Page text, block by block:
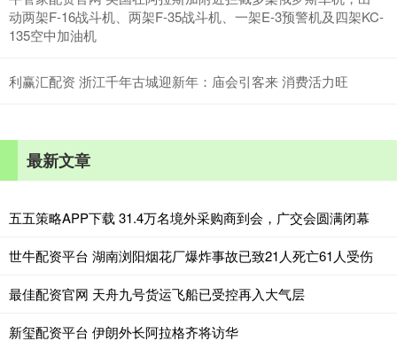
动两架F-16战斗机、两架F-35战斗机、一架E-3预警机及四架KC-
135空中加油机
利赢汇配资 浙江千年古城迎新年：庙会引客来 消费活力旺
最新文章
五五策略APP下载 31.4万名境外采购商到会，广交会圆满闭幕
世牛配资平台 湖南浏阳烟花厂爆炸事故已致21人死亡61人受伤
最佳配资官网 天舟九号货运飞船已受控再入大气层
新玺配资平台 伊朗外长阿拉格齐将访华